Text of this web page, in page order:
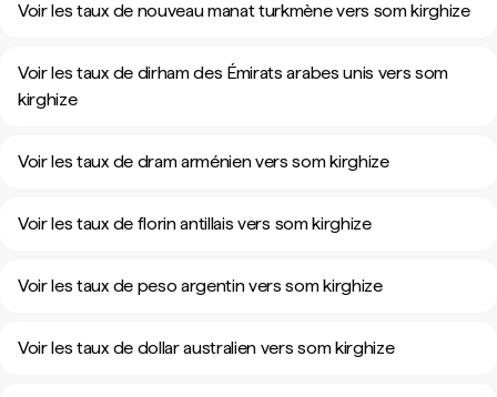
Voir les taux de nouveau manat turkmène vers som kirghize
Voir les taux de dirham des Émirats arabes unis vers som
kirghize
Voir les taux de dram arménien vers som kirghize
Voir les taux de florin antillais vers som kirghize
Voir les taux de peso argentin vers som kirghize
Voir les taux de dollar australien vers som kirghize